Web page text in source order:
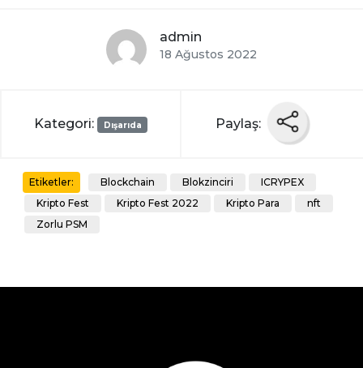
admin
18 Ağustos 2022
Kategori: Dışarıda Paylaş:
Etiketler: Blockchain Blokzinciri
ICRYPEX
Kripto Fest
Kripto Fest 2022 Kripto Para
nft
Zorlu PSM